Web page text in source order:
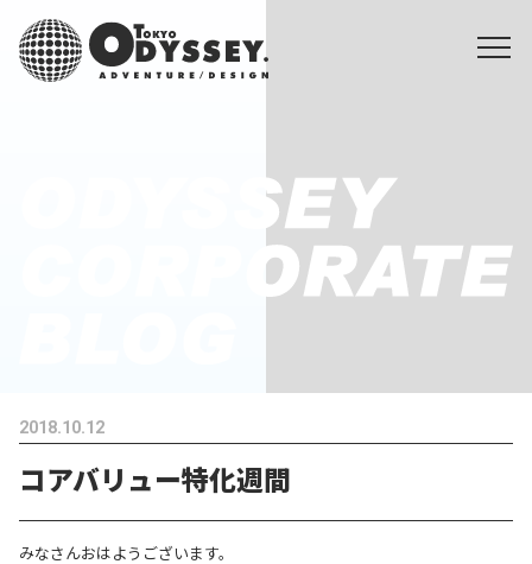
2018.10.12
コアバリュー特化週間
みなさんおはようございます。